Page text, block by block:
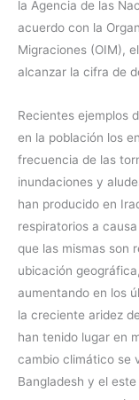
la Agencia de las
acuerdo con la
Migraciones (OIM),
alcanzar la cifra de
Recientes ejemplos
en la población los
frecuencia de las
inundaciones y
han producido en
respiratorios a
que las mismas son
ubicación
aumentando en los
la creciente aridez
han tenido lugar en
cambio climático se
Bangladesh y el